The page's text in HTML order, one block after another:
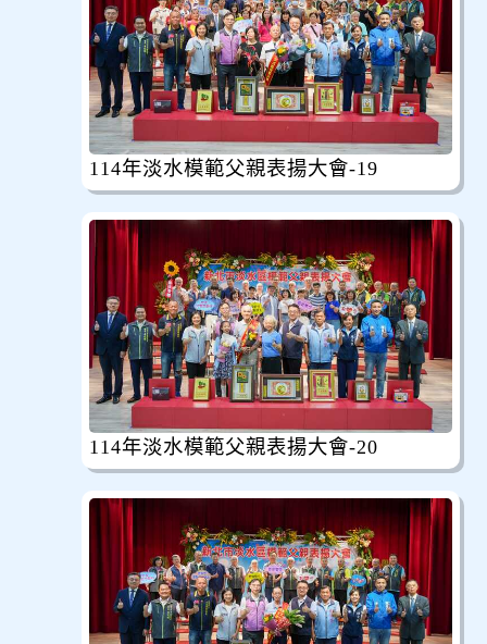
114年淡水模範父親表揚大會-19
114年淡水模範父親表揚大會-20